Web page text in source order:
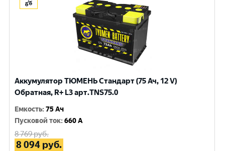
Аккумулятор ТЮМЕНЬ Стандарт (75 Ач, 12 V)
Обратная, R+ L3 арт.TNS75.0
Емкость:75 Ач
Пусковой ток:660 A
8 769руб.
8 094 руб.